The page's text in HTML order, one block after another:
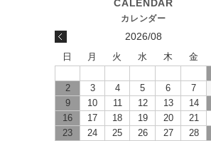
2026/08
日 月 火 水 木 金
2
3 4 5 6 7
9
10 11 12 13 14
16
17 18 19 20 21
23
24 25 26 27 28